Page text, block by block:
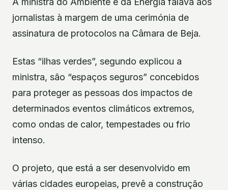
jornalistas à margem de uma cerimónia de
assinatura de protocolos na Câmara de Beja.
Estas “ilhas verdes”, segundo explicou a
ministra, são “espaços seguros” concebidos
para proteger as pessoas dos impactos de
determinados eventos climáticos extremos,
como ondas de calor, tempestades ou frio
intenso.
O projeto, que está a ser desenvolvido em
várias cidades europeias, prevê a construção